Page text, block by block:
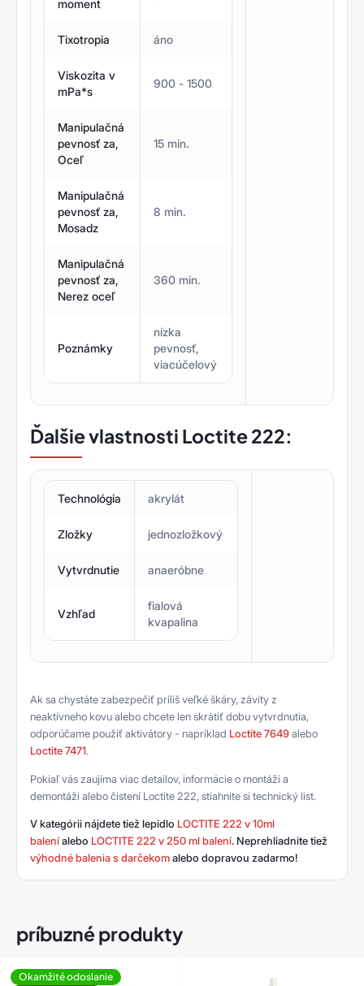
moment
Tixotropia áno
Viskozita v
mPa*s
900 - 1500
Manipulačná
pevnosť za,
Oceľ
15 min.
Manipulačná
pevnosť za,
Mosadz
8 min.
Manipulačná
pevnosť za,
Nerez oceľ
360 min.
Poznámky
nízka
pevnosť,
viacúčelový
Ďalšie vlastnosti Loctite 222:
Technológia akrylát
Zložky jednozložkový
Vytvrdnutie anaeróbne
Vzhľad
fialová
kvapalina
Ak sa chystáte zabezpečiť príliš veľké škáry, závity z
neaktívneho kovu alebo chcete len skrátiť dobu vytvrdnutia,
odporúčame použiť aktivátory - napríklad Loctite 7649alebo
Loctite 7471.
Pokiaľ vás zaujíma viac detailov, informácie o montáži a
demontáži alebo čistení Loctite 222, stiahnite si technický list.
V kategórii nájdete tiež lepidlo LOCTITE 222 v 10ml
baleníalebo LOCTITE 222 v 250 ml balení. Neprehliadnite tiež
výhodné balenia s darčekomalebo dopravou zadarmo!
príbuzné produkty
Okamžité odoslanie